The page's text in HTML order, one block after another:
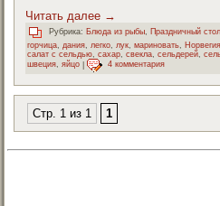
Читать далее →
Рубрика: Блюда из рыбы Праздничный стол
горчица
дания легко лук ,мариновать Норвегия
салат с сельдью ,сахар ,свекла ,сельдерей ,
швеция,яйцо | 4 комментария
Стр. 1 из 1 1